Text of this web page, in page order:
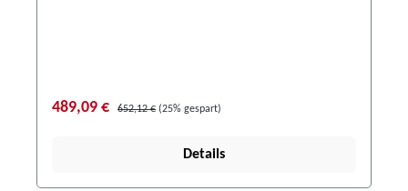
489,09 € 652,12 € (25% gespart)
Details